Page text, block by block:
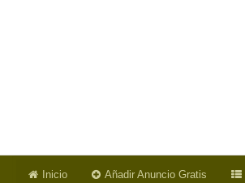
Inicio Añadir Anuncio Gratis